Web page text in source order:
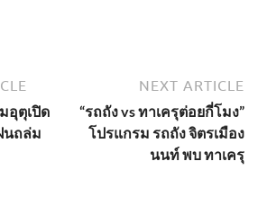
อุตุเปิด
นถล่ม
NEXT ARTICLE
“รถถัง vs ทาเครุต่อยกี่โมง”
โปรแกรม รถถัง จิตรเมือง
นนท์ พบ ทาเครุ